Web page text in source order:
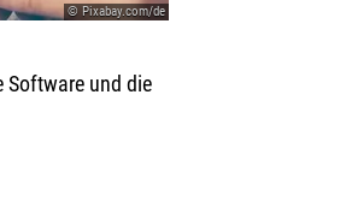
© Pixabay.com/de
Software und die